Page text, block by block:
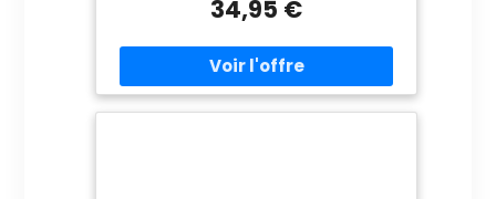
n'importe quelle taille de tête pour assurer
activités. 【Conception sûre et pratique】
La protection auditive n'a pas de pièces
dures qui pourraient être nocives ou
dangereuses. Le capuchon de protection
réduction du bruit augmentée de 24 dB.
et ils conviennent maintenant aux bébés
à 4 ans! LES BÉBÉS L’ADORENT – Découvrez
le confort ultra-doux de l’Alpine Muffy
34,95 €